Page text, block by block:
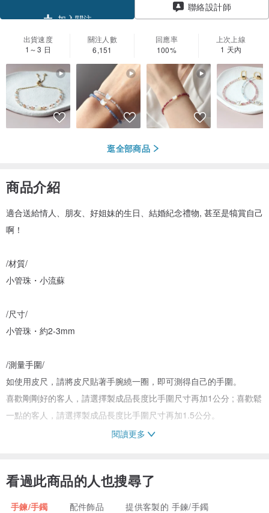
加入關注
聯絡設計師
出貨速度
1～3 日
關注人數
6,151
回應率
100%
上次上線
1 天內
逛全部商品
商品介紹
適合送給情人、朋友、好姐妹的生日、結婚紀念禮物, 甚至是犒賞自己
啊！
/材質/
小管珠・小流蘇
/尺寸/
小管珠・約2-3mm
/測量手圍/
如使用皮尺，請將皮尺貼著手腕繞一圈，即可測得自己的手圍。
喜歡剛剛好的客人，請選擇製成品長度比手圍尺寸再加1公分 ; 喜歡鬆
一點的客人，請選擇製成品長度比手圍尺寸再加1.5公分。
天然方柱白松石・手鍊手鏈
閱讀更多
看過此商品的人也搜尋了
手鍊/手鐲 配件飾品 提供客製的 手鍊/手鐲